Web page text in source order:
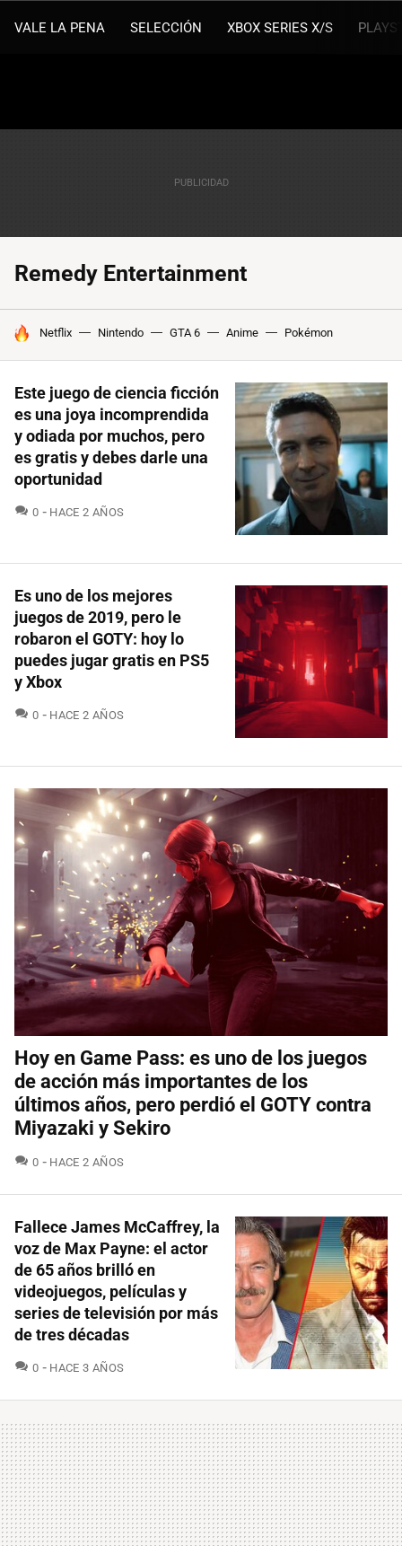
VALE LA PENA SELECCIÓN XBOX SERIES X/S
Remedy Entertainment
HOY SE HABLA DE
Netflix Nintendo GTA 6 Anime Pokémon
Este juego de ciencia ficción
es una joya incomprendida
y odiada por muchos, pero
es gratis y debes darle una
oportunidad
0 COMENTARIOS
HACE 2 AÑOS
Es uno de los mejores
juegos de 2019, pero le
robaron el GOTY: hoy lo
puedes jugar gratis en PS5
y Xbox
0 COMENTARIOS
HACE 2 AÑOS
Hoy en Game Pass: es uno de los juegos
de acción más importantes de los
últimos años, pero perdió el GOTY contra
Miyazaki y Sekiro
0 COMENTARIOS
HACE 2 AÑOS
Fallece James McCaffrey, la
voz de Max Payne: el actor
de 65 años brilló en
videojuegos, películas y
series de televisión por más
de tres décadas
0 COMENTARIOS
HACE 3 AÑOS